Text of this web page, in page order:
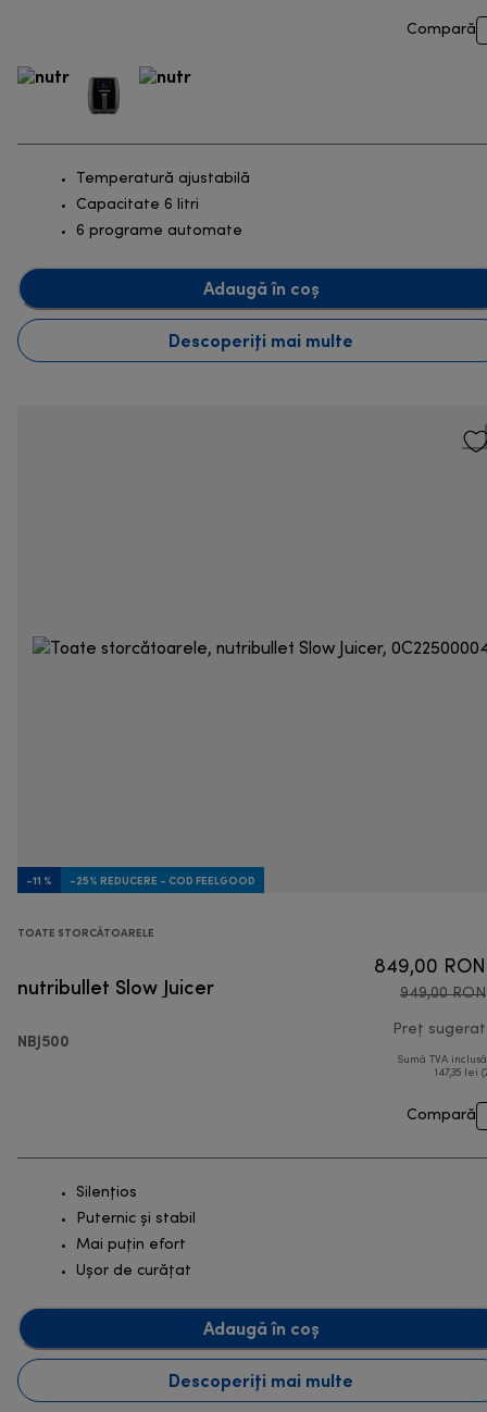
Compară
Temperatură ajustabilă
Capacitate 6 litri
6 programe automate
Adaugă în coș
Descoperiți mai multe
-11 % -25% REDUCERE - COD FEELGOOD
TOATE STORCĂTOARELE
nutribullet Slow Juicer
NBJ500
849,00 RON
949,00 RON
Preț sugerat
Sumă TVA
147,35 lei
Compară
Silențios
Puternic și stabil
Mai puțin efort
Ușor de curățat
Adaugă în coș
Descoperiți mai multe